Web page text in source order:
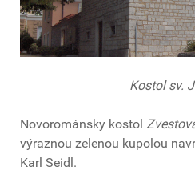
Kostol sv.
Novorománsky kostol
výraznou zelenou kupolou
Karl Seidl.